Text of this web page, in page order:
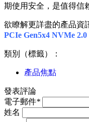
期使用安全，是值得信
欲瞭解更詳盡的產品資
PCIe Gen5x4 NVMe 2.0
類別（標籤）：
產品焦點
發表評論
電子郵件*
姓名